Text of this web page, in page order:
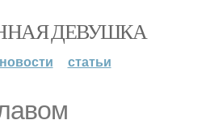
ДЕВУШКА
новости статьи